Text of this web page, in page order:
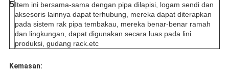
5Item ini bersama-sama dengan pipa dilapisi, logam sendi dan
aksesoris lainnya dapat terhubung, mereka dapat diterapkan
pada sistem rak pipa tembakau, mereka benar-benar ramah
dan lingkungan, dapat digunakan secara luas pada lini
produksi, gudang rack.etc
Kemasan: